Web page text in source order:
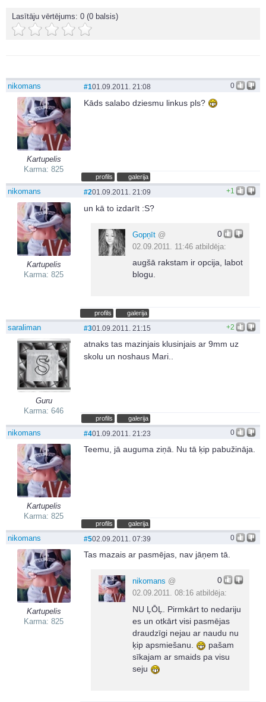
Lasītāju vērtējums: 0 (0 balsis)
nikomans
Kartupelis
Karma: 825
0
#101.09.2011. 21:08
Kāds salabo dziesmu linkus pls?
profils galerija
nikomans
Kartupelis
Karma: 825
+1
#201.09.2011. 21:09
un kā to izdarīt :S?
0
Gopņīt @
02.09.2011. 11:46 atbildēja:
augšā rakstam ir opcija, labot
blogu.
profils galerija
saraliman
Guru
Karma: 646
+2
#301.09.2011. 21:15
atnaks tas mazinjais klusinjais ar 9mm uz
skolu un noshaus Mari..
profils galerija
nikomans
Kartupelis
Karma: 825
0
#401.09.2011. 21:23
Teemu, jā auguma ziņā. Nu tā ķip pabužināja.
profils galerija
nikomans
Kartupelis
Karma: 825
0
#502.09.2011. 07:39
Tas mazais ar pasmējas, nav jāņem tā.
0
nikomans @
02.09.2011. 08:16 atbildēja:
NU ĻŌĻ. Pirmkārt to nedariju
es un otkārt visi pasmējas
draudzīgi nejau ar naudu nu
ķip apsmiešanu.
pašam
sīkajam ar smaids pa visu
seju